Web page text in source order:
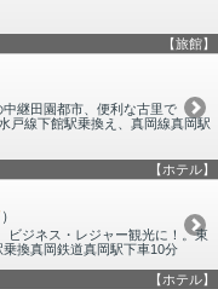
【旅館】
継田園都市、便利な古里で
戸線下館駅乗換え、真岡線真岡駅
【ホテル】
）
ジネス・レジャー観光に！。東
換真岡鉄道真岡駅下車10分
【ホテル】